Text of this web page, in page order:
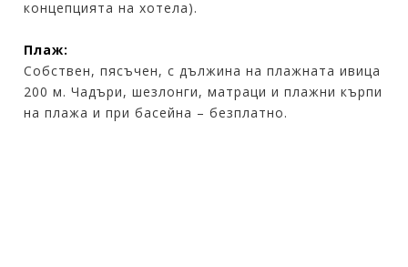
концепцията на хотела).
Плаж:
Собствен, пясъчен, с дължина на плажната ивица
200 м. Чадъри, шезлонги, матраци и плажни кърпи
на плажа и при басейна – безплатно.